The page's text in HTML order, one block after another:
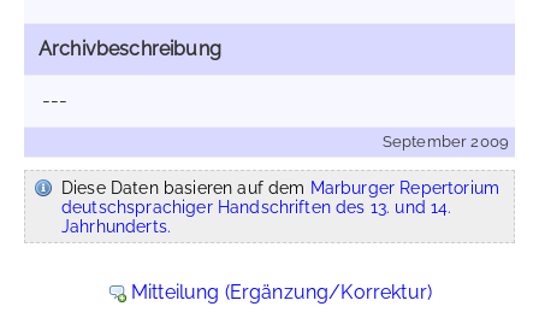
Archivbeschreibung
---
September 2009
Diese Daten basieren auf dem Marburger Repertorium
deutschsprachiger Handschriften des 13. und 14.
Jahrhunderts.
Mitteilung (Ergänzung/Korrektur)